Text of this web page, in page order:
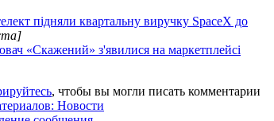
підняли квартальну виручку SpaceX до
«Скажений» з'явилися на маркетплейсі
, чтобы вы могли писать комментарии
Новости